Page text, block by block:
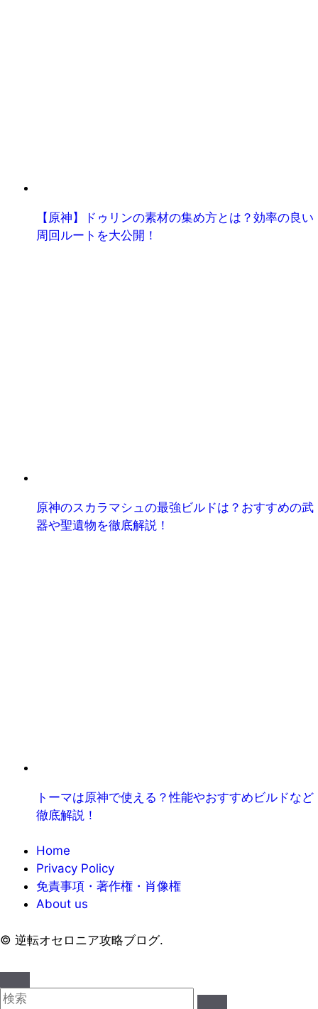
【原神】ドゥリンの素材の集め方とは？効率の良い
周回ルートを大公開！
原神のスカラマシュの最強ビルドは？おすすめの武
器や聖遺物を徹底解説！
トーマは原神で使える？性能やおすすめビルドなど
徹底解説！
Home
Privacy Policy
免責事項・著作権・肖像権
About us
© 逆転オセロニア攻略ブログ.